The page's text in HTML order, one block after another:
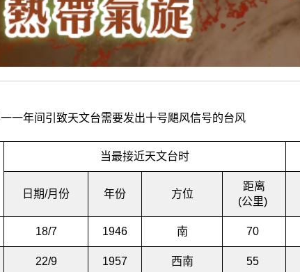
一年间引致天文台需要发出十号飓风信号的台风
当最接近天文台时
日期/月份 年份 方位
距离
(公里)
18/7 1946 南 70
22/9 1957 西南 55